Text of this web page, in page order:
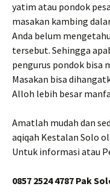
yatim atau pondok
masakan kambing
Anda belum
tersebut. Sehingga
pengurus pondok bisa
Masakan bisa
Alloh lebih besar
Amatlah mudah dan
aqiqah Kestalan Solo
Untuk informasi atau
0857 2524 4787 Pak